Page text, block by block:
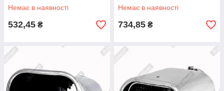
Немає в наявності
532,45 ₴
Немає в наявності
734,85 ₴